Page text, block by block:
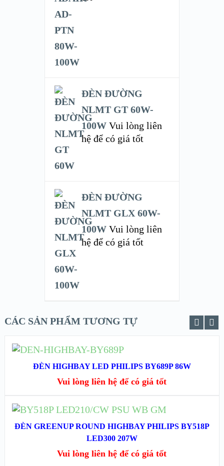
ĐÈN ĐƯỜNG
NLMT GT 60W-
100W Vui lòng liên
hệ để có giá tốt
ĐÈN ĐƯỜNG
NLMT GLX 60W-
100W Vui lòng liên
hệ để có giá tốt
CÁC SẢN PHẨM TƯƠNG TỰ
XEM NHANH
XEM CHI TIẾT
ĐỌC TIẾP
ĐÈN HIGHBAY LED PHILIPS BY689P 86W
Vui lòng liên hệ để có giá tốt
XEM NHANH
ĐỌC TIẾP
ĐÈN GREENUP ROUND HIGHBAY PHILIPS BY518P
LED300 207W
Vui lòng liên hệ để có giá tốt